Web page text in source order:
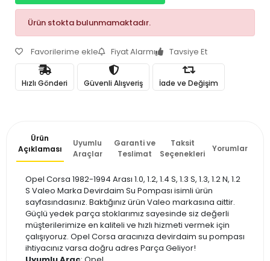
Ürün stokta bulunmamaktadır.
Favorilerime ekle Fiyat Alarmı Tavsiye Et
Hızlı Gönderi Güvenli Alışveriş İade ve Değişim
Ürün
Açıklaması
Uyumlu
Araçlar
Garanti ve
Teslimat
Taksit
Seçenekleri
Yorumlar
Opel Corsa 1982-1994 Arası 1.0, 1.2, 1.4 S, 1.3 S, 1.3, 1.2 N, 1.2
S Valeo Marka Devirdaim Su Pompası isimli ürün
sayfasındasınız. Baktığınız ürün Valeo markasına aittir.
Güçlü yedek parça stoklarımız sayesinde siz değerli
müşterilerimize en kaliteli ve hızlı hizmeti vermek için
çalışıyoruz. Opel Corsa aracınıza devirdaim su pompası
ihtiyacınız varsa doğru adres Parça Geliyor!